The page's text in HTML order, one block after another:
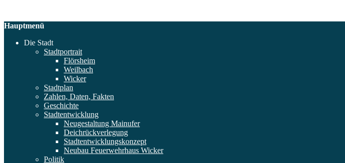
Hauptmenü
Die Stadt
Stadtportrait
Flörsheim
Weilbach
Wicker
Stadtplan
Zahlen, Daten, Fakten
Geschichte
Stadtentwicklung
Neugestaltung Mainufer
Deichrückverlegung
Stadtentwicklungskonzept
Neubau Feuerwehrhaus Wicker
Politik